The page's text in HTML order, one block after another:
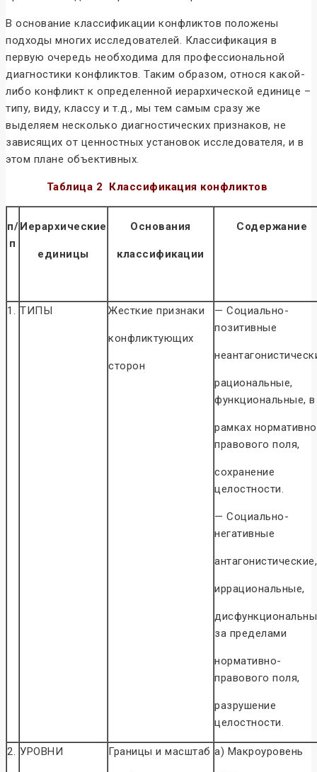
В основание классификации конфликтов положены
подходы многих исследователей. Классификация в
первую очередь необходима для профессиональной
диагностики конфликтов. Таким образом, относя какой-
либо конфликт к определенной иерархической единице –
типу, виду, классу и т.д., мы тем самым сразу же
выделяем несколько диагностических признаков, не
зависящих от ценностных установок исследователя, и в
этом плане объективных.
Таблица 2 Классификация конфликтов
п/
п
Иерархические
единицы
Основания
классификации
Содержание
1. ТИПЫ Жесткие признаки
конфликтующих
сторон
— Социально-
позитивные
рациональные,
функциональные, в
рамках
правового поля,
сохранение
целостности.
— Социально-
негативные
антагонистические,
иррациональные,
за пределами
нормативно-
правового поля,
разрушение
целостности.
2. УРОВНИ Границы и масштаб а) Макроуровень